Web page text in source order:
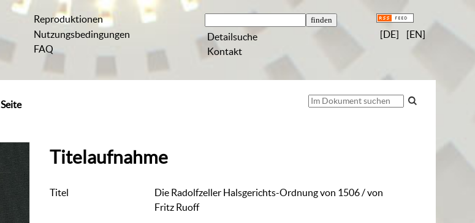
Reproduktionen
Nutzungsbedingungen
FAQ
Detailsuche
Kontakt
[DE] [EN]
Seite
Titelaufnahme
Titel Die Radolfzeller Halsgerichts-Ordnung von 1506/ von
Fritz Ruoff